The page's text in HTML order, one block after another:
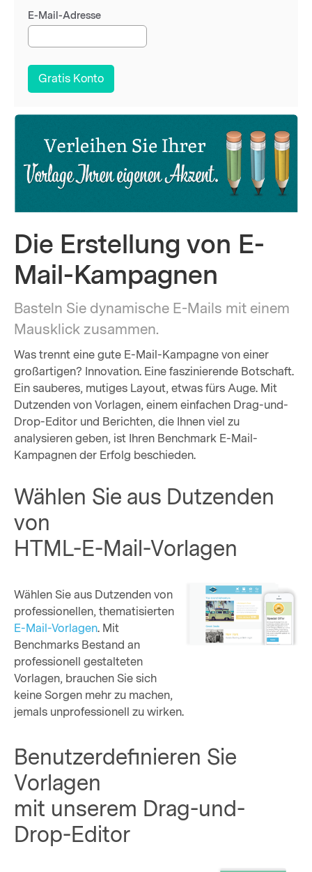
E-Mail-Adresse
Die Erstellung von E-
Mail-Kampagnen
Basteln Sie dynamische E-Mails mit einem
Mausklick zusammen.
Was trennt eine gute E-Mail-Kampagne von einer
großartigen? Innovation. Eine faszinierende Botschaft.
Ein sauberes, mutiges Layout, etwas fürs Auge. Mit
Dutzenden von Vorlagen, einem einfachen Drag-und-
Drop-Editor und Berichten, die Ihnen viel zu
analysieren geben, ist Ihren Benchmark E-Mail-
Kampagnen der Erfolg beschieden.
Wählen Sie aus Dutzenden
von
HTML-E-Mail-Vorlagen
Wählen Sie aus Dutzenden von
professionellen, thematisierten
E-Mail-Vorlagen. Mit
Benchmarks Bestand an
professionell gestalteten
Vorlagen, brauchen Sie sich
keine Sorgen mehr zu machen,
jemals unprofessionell zu wirken.
Benutzerdefinieren Sie
Vorlagen
mit unserem Drag-und-
Drop-Editor